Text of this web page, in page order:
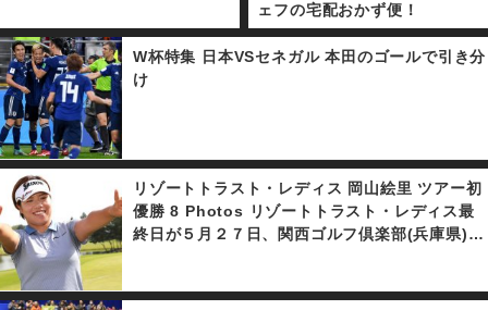
ェフの宅配おかず便！
W杯特集 日本VSセネガル 本田のゴールで引き分
け
リゾートトラスト・レディス 岡山絵里 ツアー初
優勝 8 Photos リゾートトラスト・レディス最
終日が５月２７日、関西ゴルフ倶楽部(兵庫県)で
た。